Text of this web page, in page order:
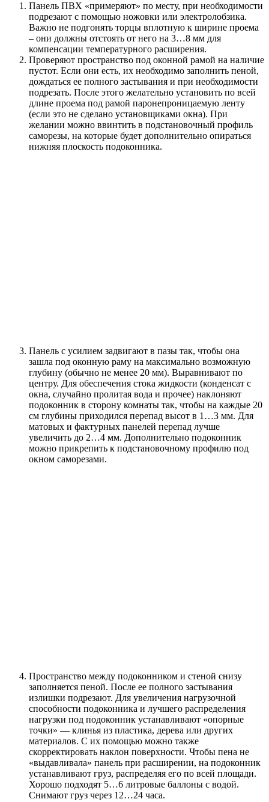
Панель ПВХ «примеряют» по месту, при необходимости
подрезают с помощью ножовки или электролобзика.
Важно не подгонять торцы вплотную к ширине проема
– они должны отстоять от него на 3…8 мм для
компенсации температурного расширения.
Проверяют пространство под оконной рамой на наличие
пустот. Если они есть, их необходимо заполнить пеной,
дождаться ее полного застывания и при необходимости
подрезать. После этого желательно установить по всей
длине проема под рамой паронепроницаемую ленту
(если это не сделано установщиками окна). При
желании можно ввинтить в подстановочный профиль
саморезы, на которые будет дополнительно опираться
нижняя плоскость подоконника.
Панель с усилием задвигают в пазы так, чтобы она
зашла под оконную раму на максимально возможную
глубину (обычно не менее 20 мм). Выравнивают по
центру. Для обеспечения стока жидкости (конденсат с
окна, случайно пролитая вода и прочее) наклоняют
подоконник в сторону комнаты так, чтобы на каждые 20
см глубины приходился перепад высот в 1…3 мм. Для
матовых и фактурных панелей перепад лучше
увеличить до 2…4 мм. Дополнительно подоконник
можно прикрепить к подстановочному профилю под
окном саморезами.
Пространство между подоконником и стеной снизу
заполняется пеной. После ее полного застывания
излишки подрезают. Для увеличения нагрузочной
способности подоконника и лучшего распределения
нагрузки под подоконник устанавливают «опорные
точки» — клинья из пластика, дерева или других
материалов. С их помощью можно также
скорректировать наклон поверхности. Чтобы пена не
«выдавливала» панель при расширении, на подоконник
устанавливают груз, распределяя его по всей площади.
Хорошо подходят 5…6 литровые баллоны с водой.
Снимают груз через 12…24 часа.